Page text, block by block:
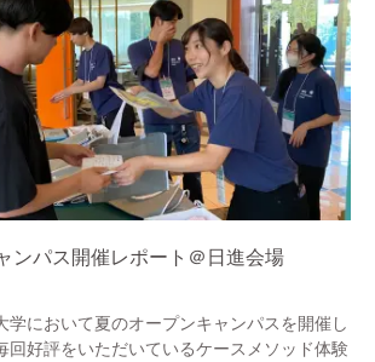
ンパス開催レポート＠日進会場
学において夏のオープンキャンパスを開催し
回好評をいただいているケースメソッド体験